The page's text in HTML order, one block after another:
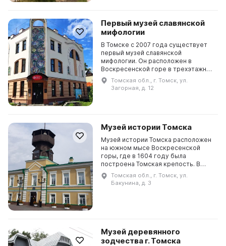
Первый музей славянской
мифологии
В Томске с 2007 года существует
первый музей славянской
мифологии. Он расположен в
Воскресенской горе в трехэтажном
здании. Это единственный музей в
мире, посвященный славянской
мифологии. В нем предс...
Томская обл., г. Томск, ул.
Загорная, д. 12
Музей истории Томска
Музей истории Томска расположен
на южном мысе Воскресенской
горы, где в 1604 году была
построена Томская крепость. В
музее собрано более 6 000
экспонатов, среди которых
находятся уникальные предметы, ...
Томская обл., г. Томск, ул.
Бакунина, д. 3
Музей деревянного
зодчества г. Томска